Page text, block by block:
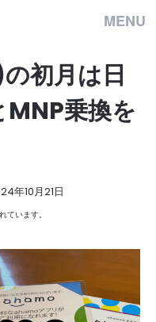
MENU
初月は日
MNP乗換を
年10月21日
ています。